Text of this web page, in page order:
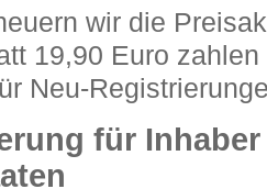
wir die
19,90 Euro
Neu-
für Inhaber